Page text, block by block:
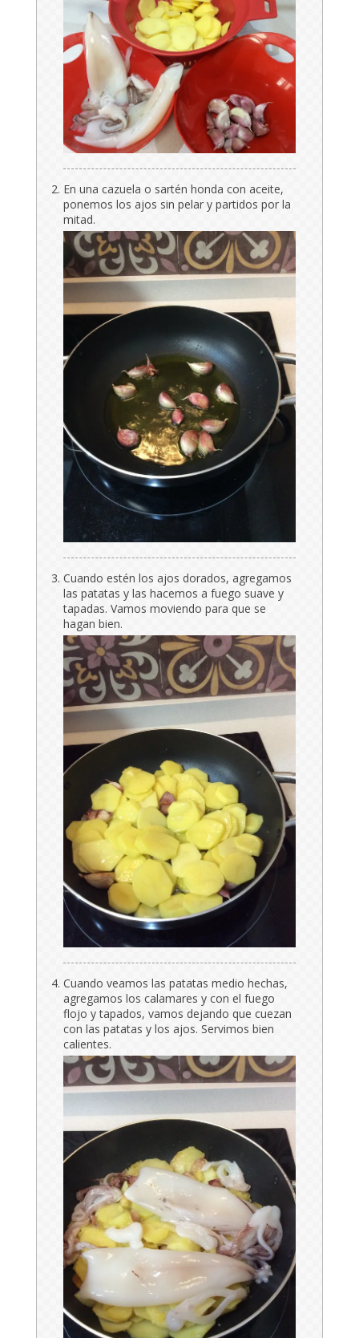
En una cazuela o sartén honda con aceite,
ponemos los ajos sin pelar y partidos por la
mitad.
Cuando estén los ajos dorados, agregamos
las patatas y las hacemos a fuego suave y
tapadas. Vamos moviendo para que se
hagan bien.
Cuando veamos las patatas medio hechas,
agregamos los calamares y con el fuego
flojo y tapados, vamos dejando que cuezan
con las patatas y los ajos. Servimos bien
calientes.